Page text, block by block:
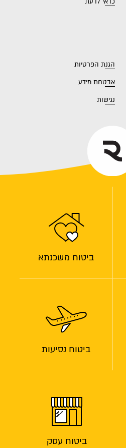
ביטוח משכנתא
ביטוח נסיעות
ביטוח עסק
הגנת הפרטיות
אבטחת מידע
נגישות